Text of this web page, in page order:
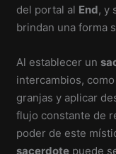
del portal al End, y
brindan una forma
Al establecer un
intercambios,
granjas y aplicar
flujo constante de
poder de este
sacerdote puede